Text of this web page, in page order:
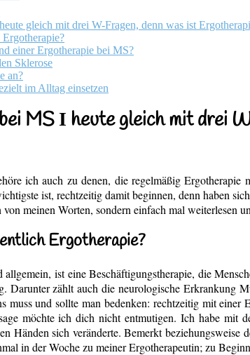
gleich mit drei W-Fragen, denn was ist
einer Ergotherapie bei MS?
Sklerose
an?
im Alltag einsetzen
MS Ι heute gleich mit drei
ich auch zu denen, die regelmäßig
ist, rechtzeitig damit beginnen, denn haben
von meinen Worten, sondern einfach mal weiterlesen
Ergotherapie?
ist eine Beschäftigungstherapie, die
Darunter zählt auch die neurologische Erkrankung
muss und sollte man bedenken: rechtzeitig mit
möchte ich dich nicht entmutigen. Ich habe mit
Händen sich veränderte. Bemerkt
in der Woche zu meiner Ergotherapeutin; zu